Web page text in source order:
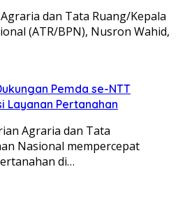
dan Tata Ruang/Kepala
(ATR/BPN), Nusron Wahid,
Pemda se-NTT
Layanan Pertanahan
Agraria dan Tata
Nasional mempercepat
di…